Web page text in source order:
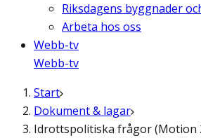
Riksdagens byggnader
Arbeta hos oss
Webb-tv
Webb-tv
Start
Dokument & lagar
Idrottspolitiska frågor (Motion